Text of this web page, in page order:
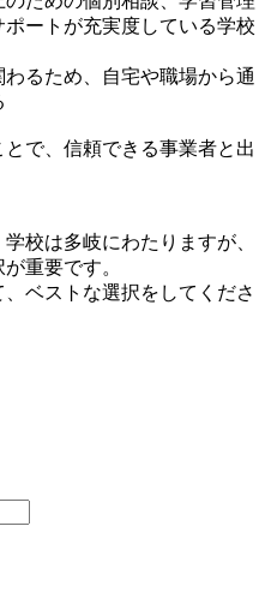
ートが充実度している学校
るため、自宅や職場から通
で、信頼できる事業者と出
校は多岐にわたりますが、
重要です。
ベストな選択をしてくださ